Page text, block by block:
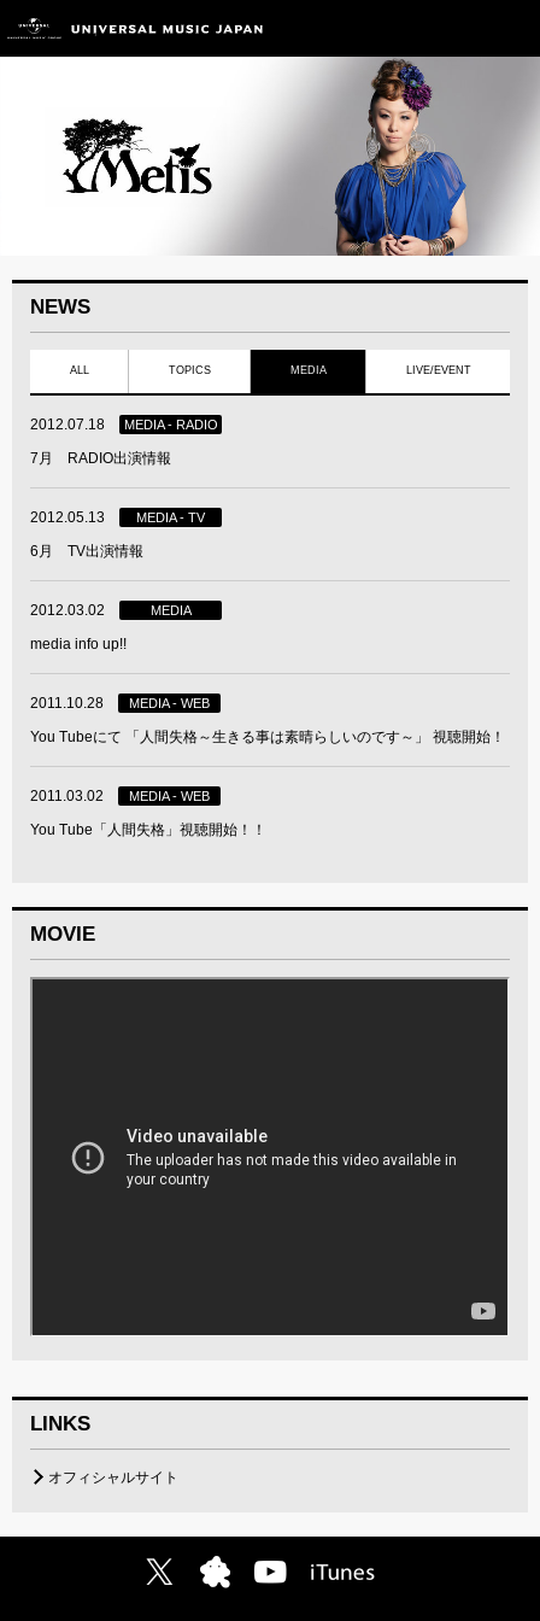
NEWS
ALL TOPICS MEDIA LIVE/EVENT
2012.07.18 MEDIA - RADIO
7月 RADIO出演情報
2012.05.13 MEDIA - TV
6月 TV出演情報
2012.03.02 MEDIA
media info up!!
2011.10.28 MEDIA - WEB
You Tubeにて 「人間失格～生きる事は素晴らしいのです～」 視聴開始！
2011.03.02 MEDIA - WEB
You Tube「人間失格」視聴開始！！
MOVIE
LINKS
オフィシャルサイト